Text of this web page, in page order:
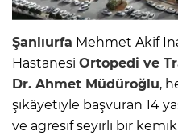
Şanlıurfa Mehmet Akif
Hastanesi Ortopedi ve
Dr. Ahmet Müdüroğlu,
şikâyetiyle başvuran 14
ve agresif seyirli bir